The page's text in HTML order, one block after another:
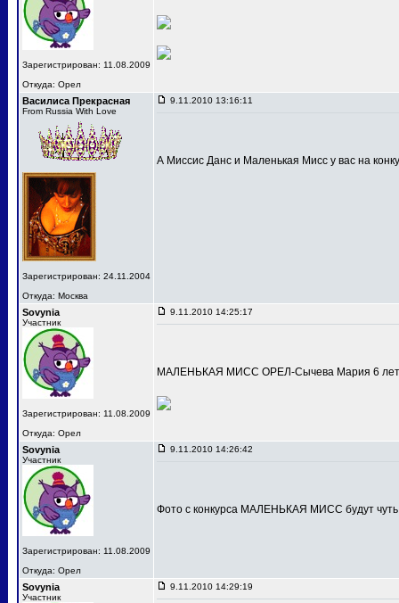
Зарегистрирован: 11.08.2009
Откуда: Орел
Василиса Прекрасная
From Russia With Love
Зарегистрирован: 24.11.2004
Откуда: Москва
9.11.2010 13:16:11
А Миссис Данс и Маленькая Мисс у вас на
Sovynia
Участник
Зарегистрирован: 11.08.2009
Откуда: Орел
9.11.2010 14:25:17
МАЛЕНЬКАЯ МИСС ОРЕЛ-Сычева Мария 6
Sovynia
Участник
Зарегистрирован: 11.08.2009
Откуда: Орел
9.11.2010 14:26:42
Фото с конкурса МАЛЕНЬКАЯ МИСС будут
Sovynia
Участник
9.11.2010 14:29:19